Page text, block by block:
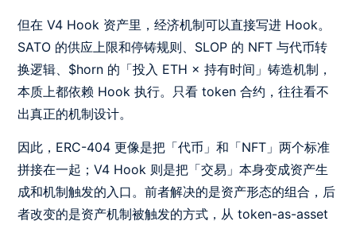
但在 V4 Hook 资产里，经济机制可以直接写进 Hook。
SATO 的供应上限和停铸规则、SLOP 的 NFT 与代币转
换逻辑、$horn 的「投入 ETH × 持有时间」铸造机制，
本质上都依赖 Hook 执行。只看 token 合约，往往看不
出真正的机制设计。
因此，ERC-404 更像是把「代币」和「NFT」两个标准
拼接在一起；V4 Hook 则是把「交易」本身变成资产生
成和机制触发的入口。前者解决的是资产形态的组合，后
者改变的是资产机制被触发的方式，从 token-as-asset